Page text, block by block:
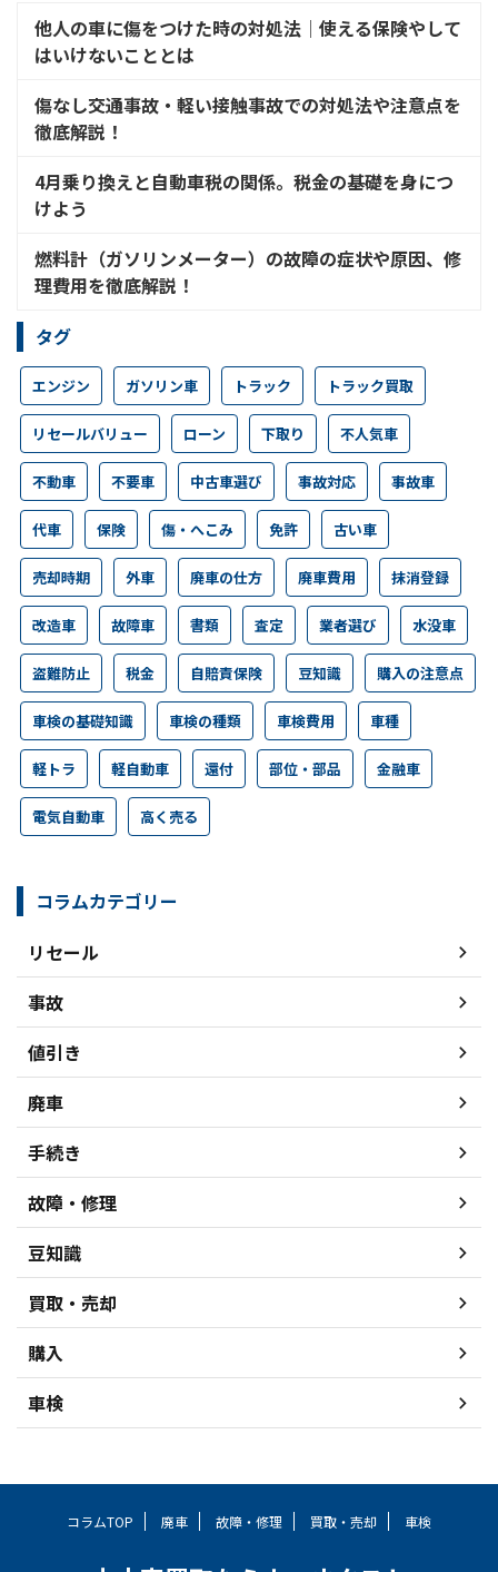
他人の車に傷をつけた時の対処法│使える保険やして
はいけないこととは
傷なし交通事故・軽い接触事故での対処法や注意点を
徹底解説！
4月乗り換えと自動車税の関係。税金の基礎を身につ
けよう
燃料計（ガソリンメーター）の故障の症状や原因、修
理費用を徹底解説！
タグ
エンジン ガソリン車 トラック トラック買取
リセールバリュー ローン 下取り 不人気車
不動車 不要車 中古車選び 事故対応 事故車
代車 保険 傷・へこみ 免許 古い車
売却時期 外車 廃車の仕方 廃車費用 抹消登録
改造車 故障車 書類 査定 業者選び 水没車
盗難防止 税金 自賠責保険 豆知識 購入の注意点
車検の基礎知識 車検の種類 車検費用 車種
軽トラ 軽自動車 還付 部位・部品 金融車
電気自動車 高く売る
コラムカテゴリー
リセール
事故
値引き
廃車
手続き
故障・修理
豆知識
買取・売却
購入
車検
コラムTOP 廃車 故障・修理 買取・売却 車検